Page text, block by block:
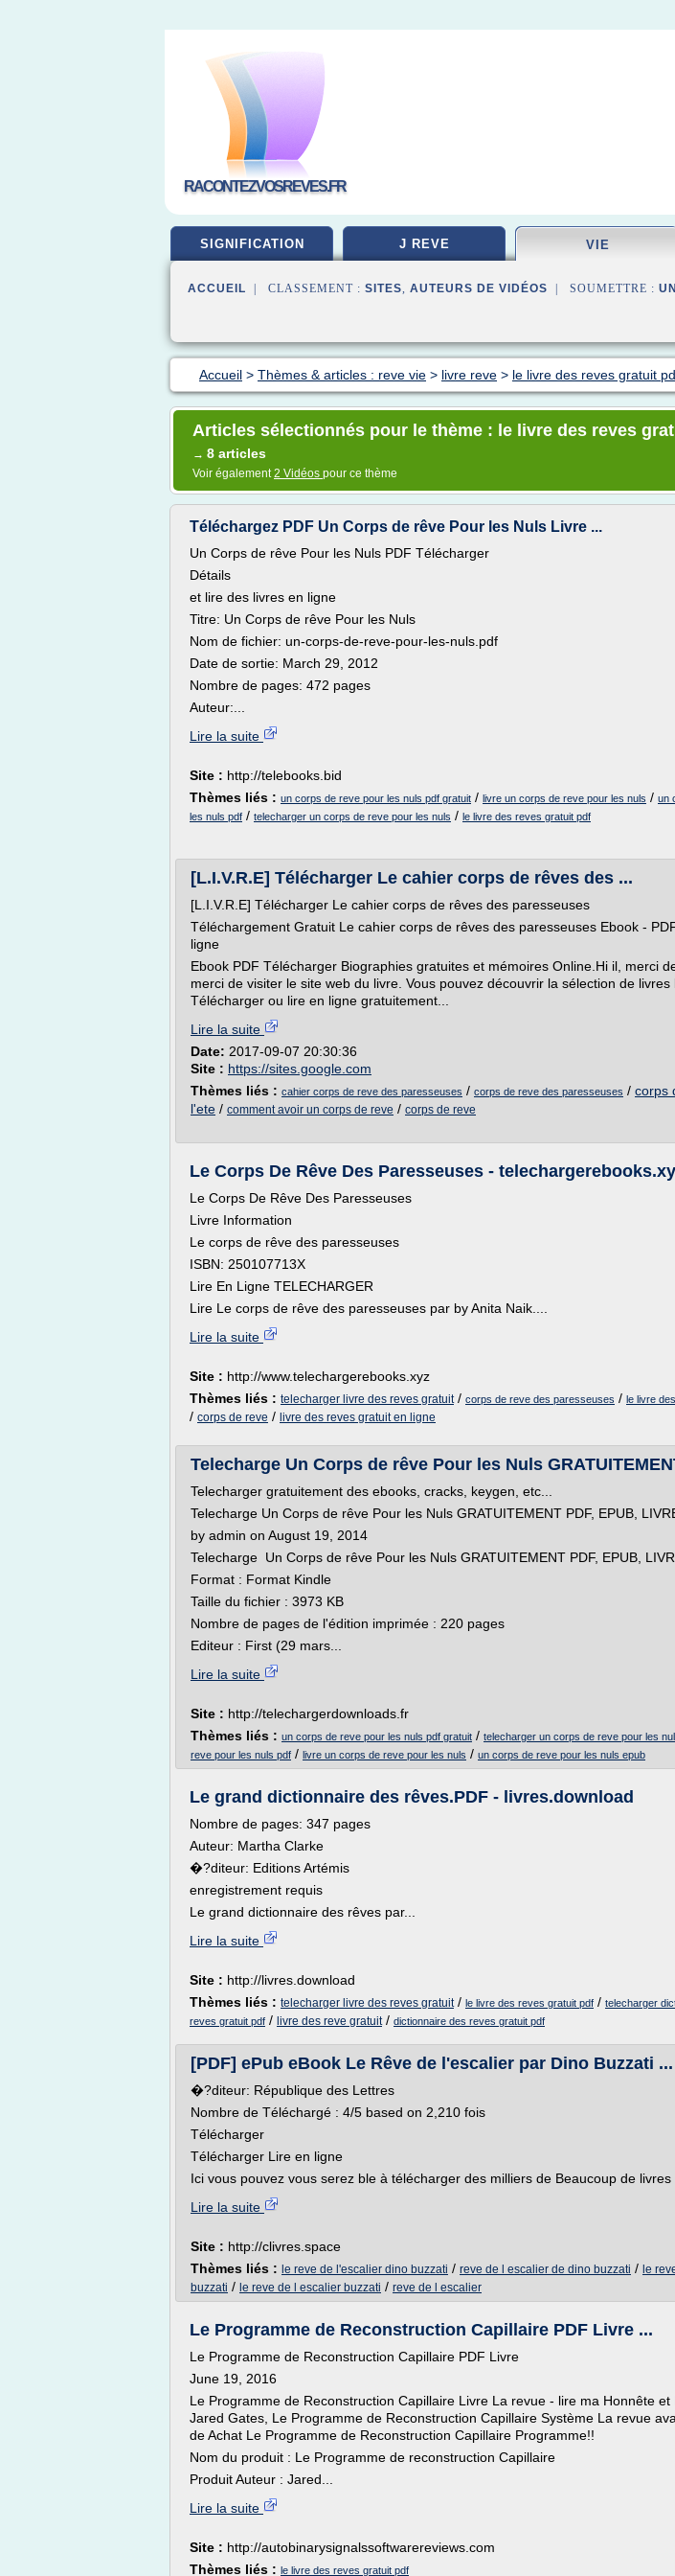
RACONTEZVOSREVES.FR
SIGNIFICATION J REVE VIE
ACCUEIL | CLASSEMENT : SITES, AUTEURS DE VIDÉOS | SOUMETTRE :
Accueil > Thèmes & articles : reve vie > livre reve > le livre des reves gratuit
Articles sélectionnés pour le thème : le livre des reves
→ 8 articles
Voir également2 Vidéos pour ce thème
Téléchargez PDF Un Corps de rêve Pour les Nuls Livre ...
Un Corps de rêve Pour les Nuls PDF Télécharger
Détails
et lire des livres en ligne
Titre: Un Corps de rêve Pour les Nuls
Nom de fichier: un-corps-de-reve-pour-les-nuls.pdf
Date de sortie: March 29, 2012
Nombre de pages: 472 pages
Auteur:...
Lire la suite
Site : http://telebooks.bid
Thèmes liés : un corps de reve pour les nuls pdf gratuit / livre un corps de reve pour les nuls / un
les nuls pdf / telecharger un corps de reve pour les nuls / le livre des reves gratuit pdf
[L.I.V.R.E] Télécharger Le cahier corps de rêves des ...
[L.I.V.R.E] Télécharger Le cahier corps de rêves des paresseuses
Téléchargement Gratuit Le cahier corps de rêves des paresseuses Ebook -
ligne
Ebook PDF Télécharger Biographies gratuites et mémoires Online.Hi il, merci
merci de visiter le site web du livre. Vous pouvez découvrir la sélection de livres
Télécharger ou lire en ligne gratuitement...
Lire la suite
Date: 2017-09-07 20:30:36
Site : https://sites.google.com
Thèmes liés : cahier corps de reve des paresseuses / corps de reve des paresseuses / corps
l'ete / comment avoir un corps de reve / corps de reve
Le Corps De Rêve Des Paresseuses -
Le Corps De Rêve Des Paresseuses
Livre Information
Le corps de rêve des paresseuses
ISBN: 250107713X
Lire En Ligne TELECHARGER
Lire Le corps de rêve des paresseuses par by Anita Naik....
Lire la suite
Site : http://www.telechargerebooks.xyz
Thèmes liés : telecharger livre des reves gratuit/ corps de reve des paresseuses / le livre
/ corps de reve / livre des reves gratuit en ligne
Telecharge Un Corps de rêve Pour les Nuls
Telecharger gratuitement des ebooks, cracks, keygen, etc...
Telecharge Un Corps de rêve Pour les Nuls GRATUITEMENT PDF, EPUB,
by admin on August 19, 2014
Telecharge Un Corps de rêve Pour les Nuls GRATUITEMENT PDF, EPUB,
Format : Format Kindle
Taille du fichier : 3973 KB
Nombre de pages de l'édition imprimée : 220 pages
Editeur : First (29 mars...
Lire la suite
Site : http://telechargerdownloads.fr
Thèmes liés : un corps de reve pour les nuls pdf gratuit / telecharger un corps de reve pour les
reve pour les nuls pdf / livre un corps de reve pour les nuls / un corps de reve pour les nuls epub
Le grand dictionnaire des rêves.PDF - livres.download
Nombre de pages: 347 pages
Auteur: Martha Clarke
�?diteur: Editions Artémis
enregistrement requis
Le grand dictionnaire des rêves par...
Lire la suite
Site : http://livres.download
Thèmes liés : telecharger livre des reves gratuit/ le livre des reves gratuit pdf / telecharger
reves gratuit pdf / livre des reve gratuit/ dictionnaire des reves gratuit pdf
[PDF] ePub eBook Le Rêve de l'escalier par Dino Buzzati ...
�?diteur: République des Lettres
Nombre de Téléchargé : 4/5 based on 2,210 fois
Télécharger
Télécharger Lire en ligne
Ici vous pouvez vous serez ble à télécharger des milliers de Beaucoup de livres
Lire la suite
Site : http://clivres.space
Thèmes liés : le reve de l'escalier dino buzzati / reve de l escalier de dino buzzati / le
buzzati / le reve de l escalier buzzati / reve de l escalier
Le Programme de Reconstruction Capillaire PDF Livre ...
Le Programme de Reconstruction Capillaire PDF Livre
June 19, 2016
Le Programme de Reconstruction Capillaire Livre La revue - lire ma Honnête et
Jared Gates, Le Programme de Reconstruction Capillaire Système La revue
de Achat Le Programme de Reconstruction Capillaire Programme!!
Nom du produit : Le Programme de reconstruction Capillaire
Produit Auteur : Jared...
Lire la suite
Site : http://autobinarysignalssoftwarereviews.com
Thèmes liés : le livre des reves gratuit pdf